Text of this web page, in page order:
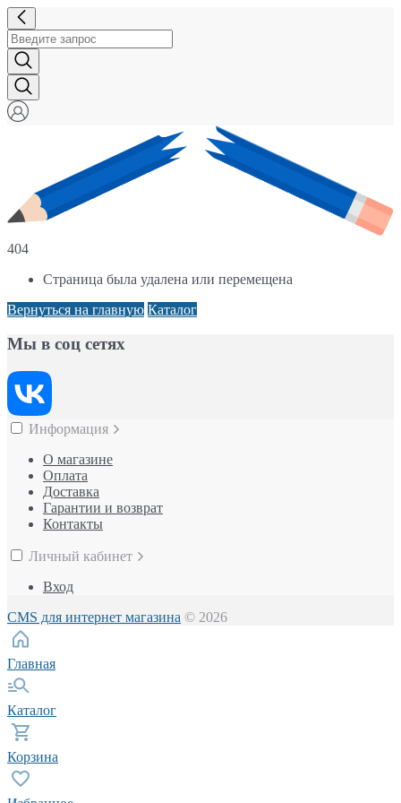
404
Страница была удалена или перемещена
Вернуться на главную Каталог
Мы в соц сетях
Информация
О магазине
Оплата
Доставка
Гарантии и возврат
Контакты
Личный кабинет
Вход
CMS для интернет магазина © 2026
Главная
Каталог
Корзина